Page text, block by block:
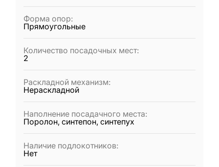
Форма опор:
Прямоугольные
Количество посадочных мест:
2
Раскладной механизм:
Нераскладной
Наполнение посадачного места:
Поролон, синтепон, синтепух
Наличие подлокотников:
Нет